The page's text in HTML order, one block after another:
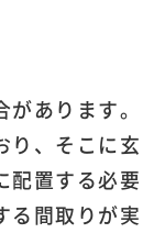
あります。
り、そこに玄
配置する必要
る間取りが実